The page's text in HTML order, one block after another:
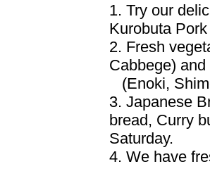
1. Try our
Kurobuta
2. Fresh
Cabbege)
(Enoki,
3. Japanese
bread, Curry
Saturday.
4. We have